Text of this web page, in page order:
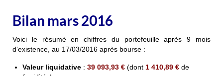
Bilan mars 2016
Voici le résumé en chiffres du portefeuille après 9 mois
d’existence, au 17/03/2016 après bourse :
Valeur liquidative : 39 093,93 € (dont 1 410,89 € de